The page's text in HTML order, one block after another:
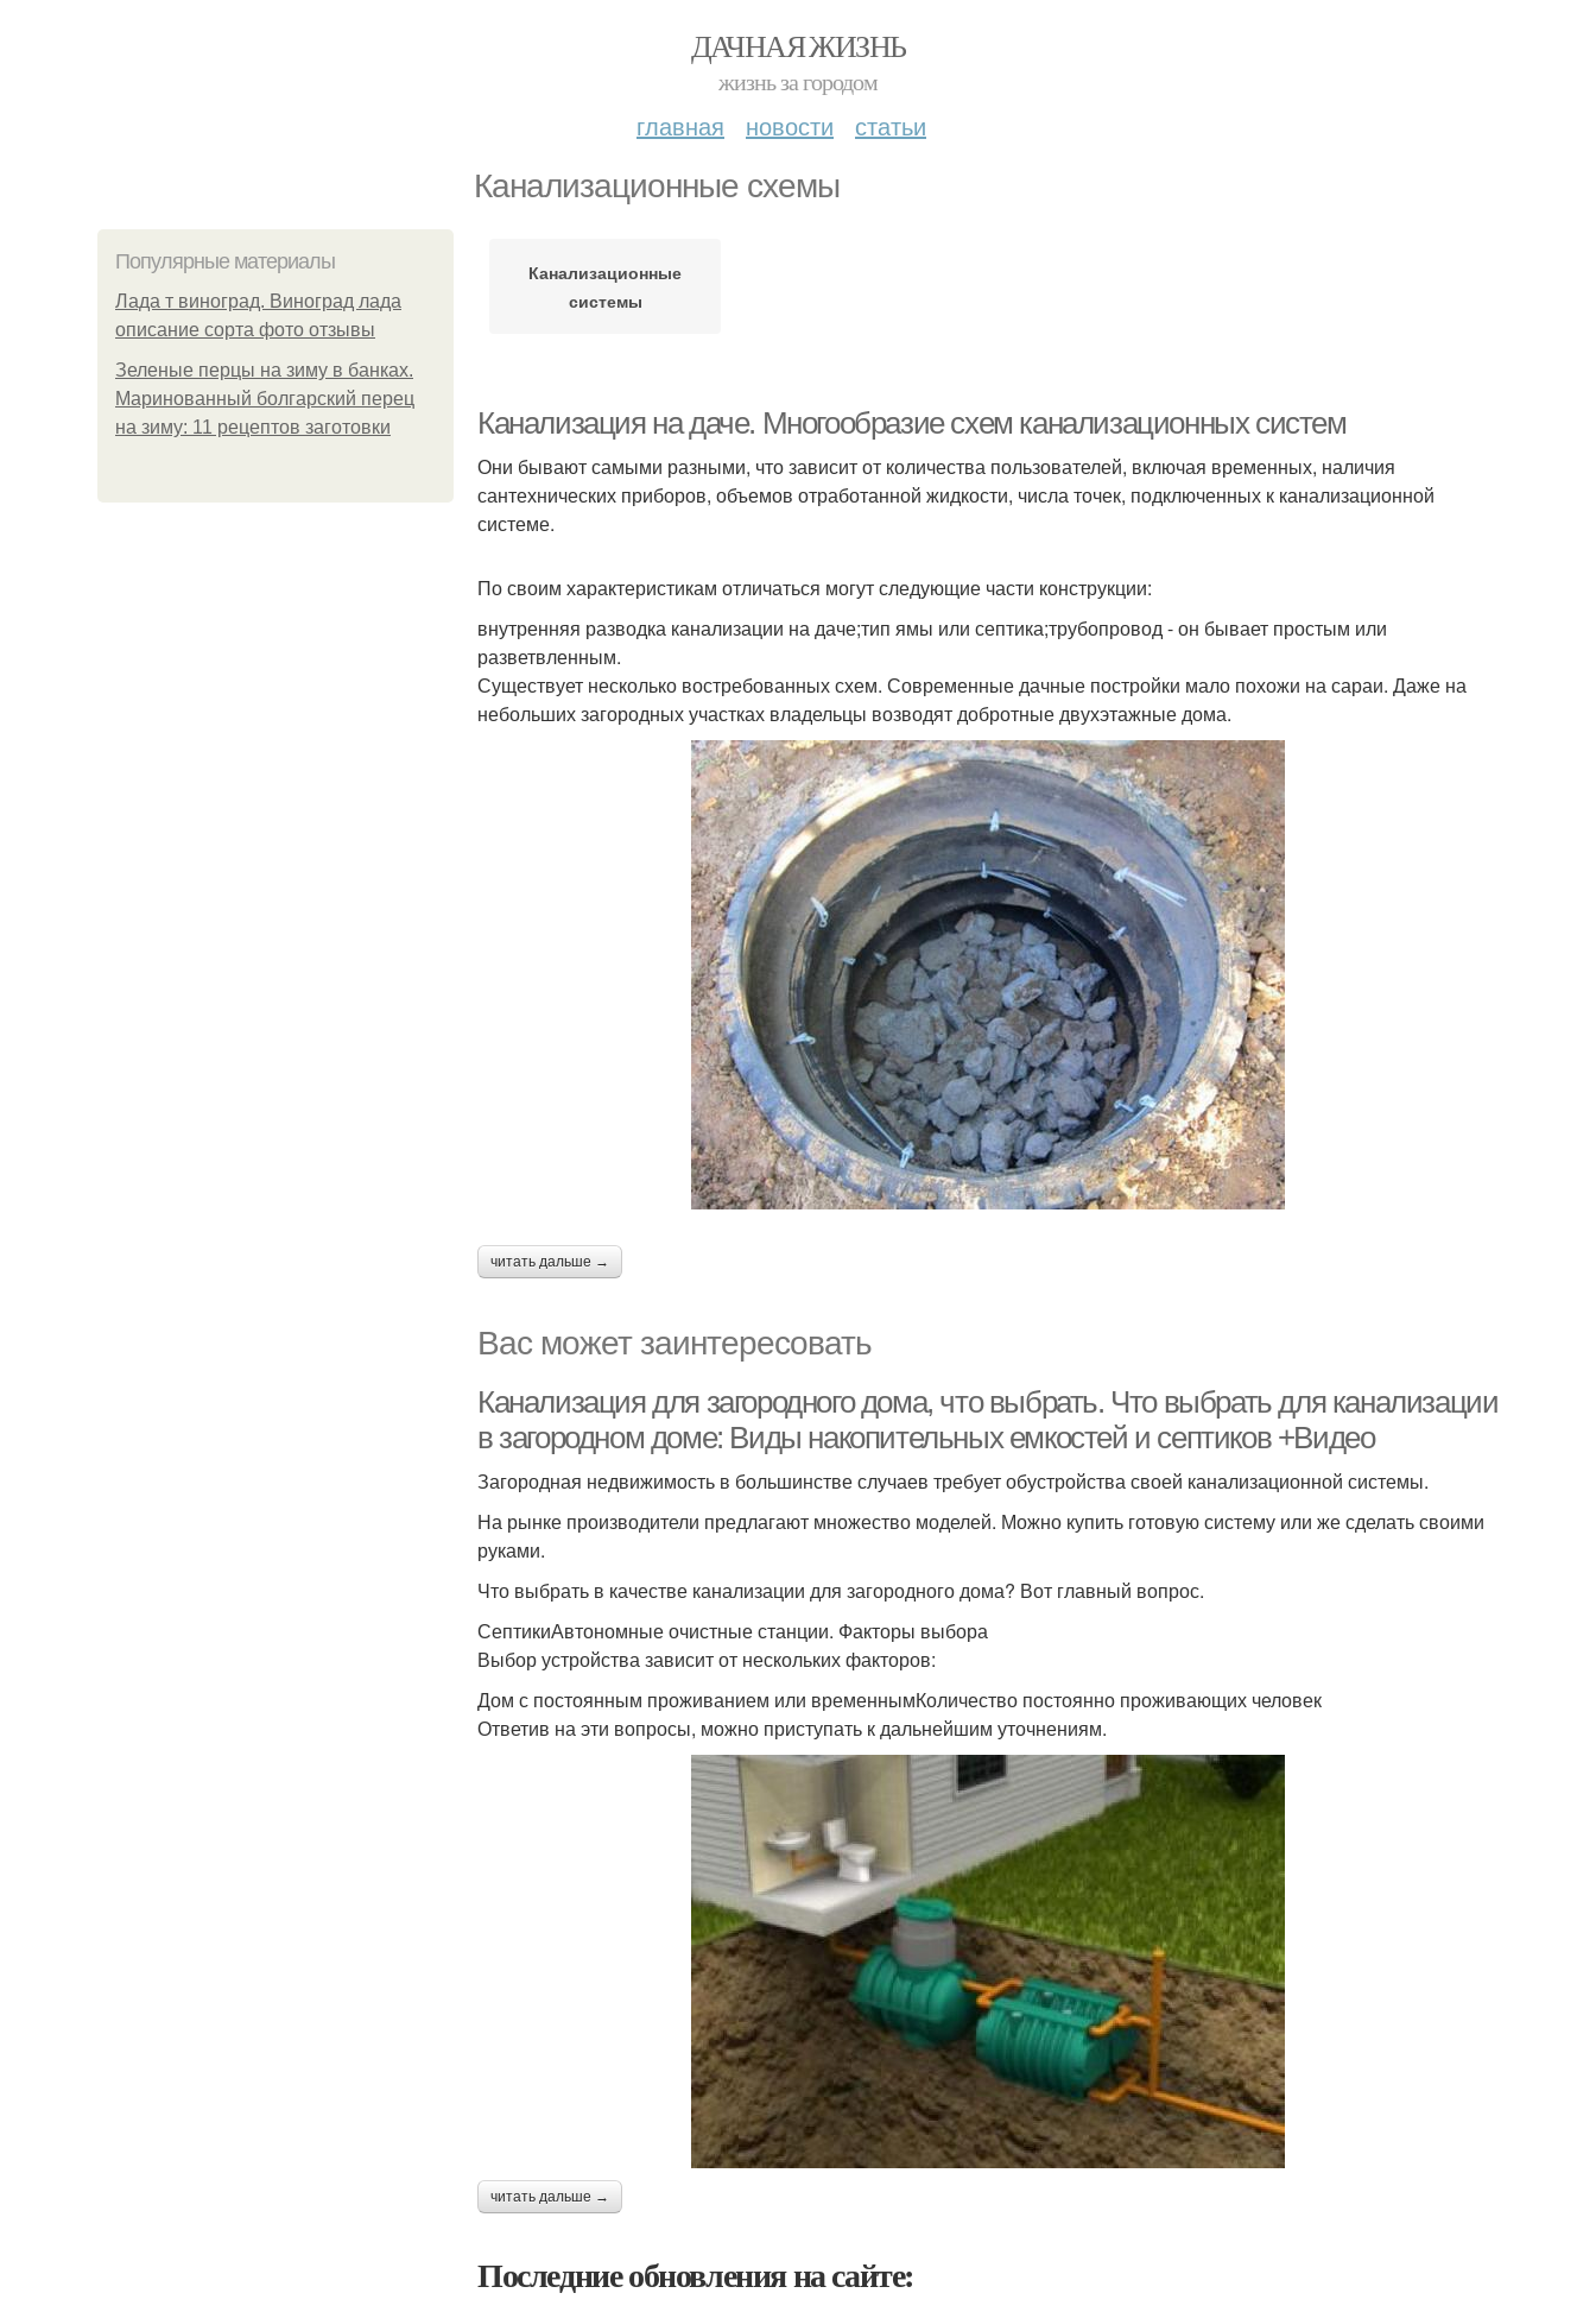
ДАЧНАЯ ЖИЗНЬ
жизнь за городом
главная новости статьи
Канализационные схемы
Популярные материалы
Лада т виноград. Виноград лада
описание сорта фото отзывы
Зеленые перцы на зиму в банках.
Маринованный болгарский перец
на зиму: 11 рецептов заготовки
Канализационные
системы
Канализация на даче. Многообразие схем канализационных систем
Они бывают самыми разными, что зависит от количества пользователей, включая временных, наличия
сантехнических приборов, объемов отработанной жидкости, числа точек, подключенных к канализационной
системе.
По своим характеристикам отличаться могут следующие части конструкции:
внутренняя разводка канализации на даче;тип ямы или септика;трубопровод - он бывает простым или
разветвленным.
Существует несколько востребованных схем. Современные дачные постройки мало похожи на сараи. Даже на
небольших загородных участках владельцы возводят добротные двухэтажные дома.
читать дальше →
Вас может заинтересовать
Канализация для загородного дома, что выбрать. Что выбрать для канализации
в загородном доме: Виды накопительных емкостей и септиков +Видео
Загородная недвижимость в большинстве случаев требует обустройства своей канализационной системы.
На рынке производители предлагают множество моделей. Можно купить готовую систему или же сделать своими
руками.
Что выбрать в качестве канализации для загородного дома? Вот главный вопрос.
СептикиАвтономные очистные станции. Факторы выбора
Выбор устройства зависит от нескольких факторов:
Дом с постоянным проживанием или временнымКоличество постоянно проживающих человек
Ответив на эти вопросы, можно приступать к дальнейшим уточнениям.
читать дальше →
Последние обновления на сайте: